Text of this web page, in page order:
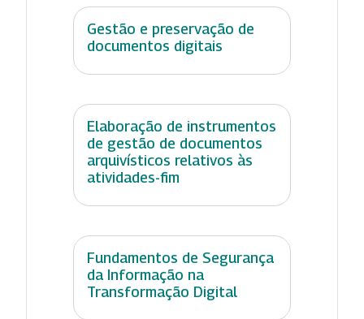
Gestão e preservação de
documentos digitais
Elaboração de instrumentos
de gestão de documentos
arquivísticos relativos às
atividades-fim
Fundamentos de Segurança
da Informação na
Transformação Digital